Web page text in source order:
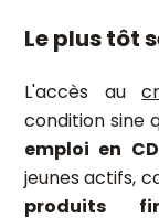
Le plus tôt
L'accès au
condition sine
emploi en
jeunes actifs,
produits